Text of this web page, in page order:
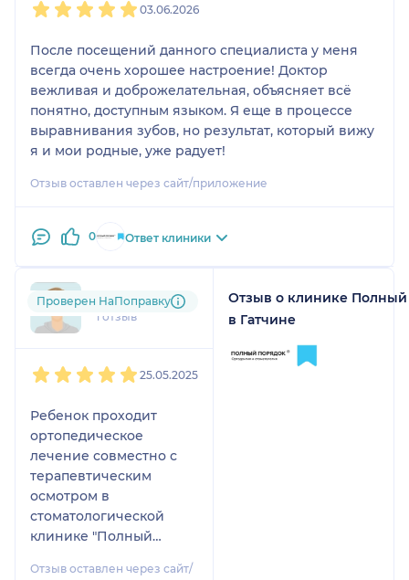
завершении. И ничуть не жалею! Уже второй год,
обратно в челюстную кость и закрепить.
Должна признаться, что каждое посещение
клиники в процессе лечения давалось мне с
трудом из-за болезненности и неустойчивости
зуба. Но Ольга Геннадиевна была очень
терпелива и участлива, постоянно меня
негатива и недовольства с её стороны. Именно
03.06.2026
После посещений данного специалиста у меня
всегда очень хорошее настроение! Доктор
вежливая и доброжелательная, объясняет всё
понятно, доступным языком. Я еще в процессе
выравнивания зубов, но результат, который вижу
я и мои родные, уже радует!
Отзыв оставлен через сайт/приложение
0 Ответ клиники
gal....@....ru
1 отзыв
Проверен НаПоправку
25.05.2025
Ребенок проходит
ортопедическое
лечение совместно с
терапевтическим
осмотром в
стоматологической
клинике "Полный
довольны лечением.
Отзыв оставлен через сайт/
Отзыв о клинике
в Гатчине